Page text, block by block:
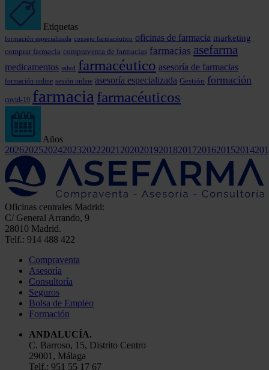
Etiquetas
formación especializada consejo farmacéutico oficinas de farmacia marketing
comprar farmacia compraventa de farmacias farmacias asefarma
medicamentos salud farmacéutico asesoría de farmacias
formación online sesión online asesoría especializada Gestión formación
covid-19 farmacia farmacéuticos
Años
202620252024202320222021 2020201920182017201620152014
Oficinas centrales Madrid:
C/ General Arrando, 9
28010 Madrid.
Telf.: 914 488 422
Compraventa
Asesoría
Consultoría
Seguros
Bolsa de Empleo
Formación
ANDALUCÍA.
C. Barroso, 15, Distrito Centro
29001, Málaga
Telf.: 951 55 17 67